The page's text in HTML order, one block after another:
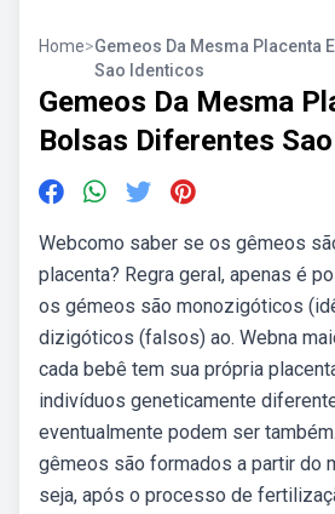
Home>Gemeos Da Mesma Placenta
Sao Identicos
Gemeos Da Mesma
Bolsas Diferentes
Webcomo saber se os gêmeos
placenta? Regra geral, apenas é
os gémeos são monozigóticos
dizigóticos (falsos) ao. Webna
cada bebê tem sua própria
indivíduos geneticamente
eventualmente podem ser
gêmeos são formados a partir do
seja, após o processo de